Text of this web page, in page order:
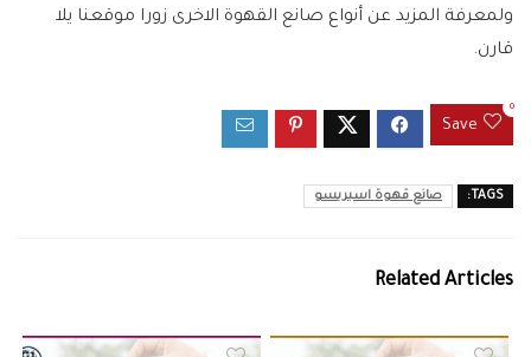
ولمعرفة المزيد عن أنواع صانع القهوة الاخرى زورا موقعنا يلا
قارن.
Save
0
TAGS: صانع قهوة اسبريسو
Related Articles